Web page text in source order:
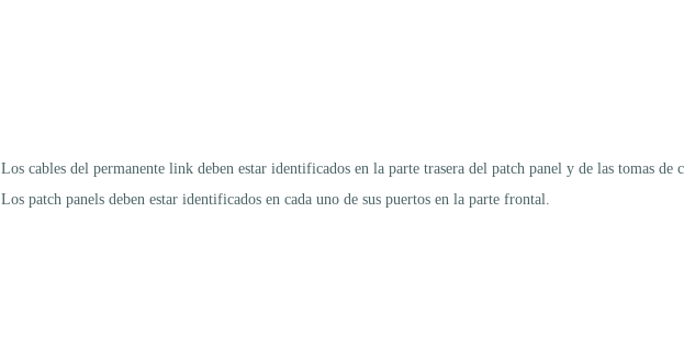
Los cables del permanente link deben estar identificados en la parte trasera del patch panel y de las tomas de
Los patch panels deben estar identificados en cada uno de sus puertos en la parte frontal.